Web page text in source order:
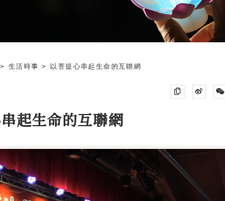
生活時事 以菩提心串起生命的互聯網
起生命的互聯網